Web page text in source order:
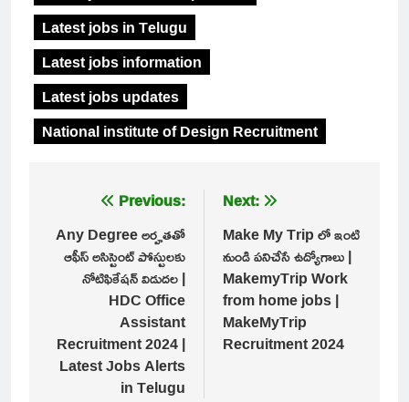
Latest jobs in Telugu
Latest jobs information
Latest jobs updates
National institute of Design Recruitment
navigation
Previous:
Any Degree అర్హతతో
ఆఫీస్ అసిస్టెంట్ పోస్టులకు
నోటిఫికేషన్ విడుదల |
HDC Office
Assistant
Recruitment 2024 |
Latest Jobs Alerts
in Telugu
Next:
Make My Trip లో ఇంటి
నుండి పనిచేసే ఉద్యోగాలు |
MakemyTrip Work
from home jobs |
MakeMyTrip
Recruitment 2024